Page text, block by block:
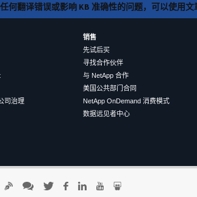
何翻译错误或影响 KB 准确性的问题，可以使用文
司治理
销售
先试后买
寻找合作伙伴
与 NetApp 合作
美国公共部门合同
NetApp OnDemand 消费模式
数据远见者中心